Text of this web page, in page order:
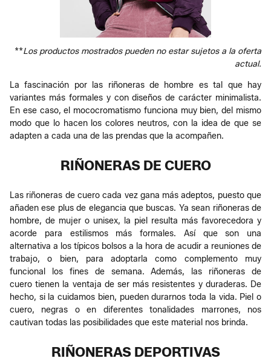
**Los productos mostrados pueden no estar sujetos a la oferta
actual.
La fascinación por las riñoneras de hombre es tal que hay
variantes más formales y con diseños de carácter minimalista.
En ese caso, el mococromatismo funciona muy bien, del mismo
modo que lo hacen los colores neutros, con la idea de que se
adapten a cada una de las prendas que la acompañen.
RIÑONERAS DE CUERO
Las riñoneras de cuero cada vez gana más adeptos, puesto que
añaden ese plus de elegancia que buscas. Ya sean riñoneras de
hombre, de mujer o unisex, la piel resulta más favorecedora y
acorde para estilismos más formales. Así que son una
alternativa a los típicos bolsos a la hora de acudir a reuniones de
trabajo, o bien, para adoptarla como complemento muy
funcional los fines de semana. Además, las riñoneras de
cuero tienen la ventaja de ser más resistentes y duraderas. De
hecho, si la cuidamos bien, pueden durarnos toda la vida. Piel o
cuero, negras o en diferentes tonalidades marrones, nos
cautivan todas las posibilidades que este material nos brinda.
RIÑONERAS DEPORTIVAS